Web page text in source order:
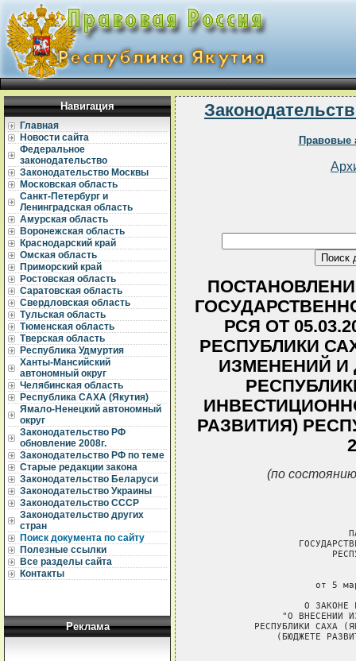
Навигация
Главная
Новости сайта
Федеральное
законодательство
Законодательство Москвы
Московская область
Санкт-Петербург и
Ленинградская область
Амурская область
Воронежская область
Краснодарский край
Омская область
Приморский край
Ростовская область
Саратовская область
Свердловская область
Тульская область
Тюменская область
Тверская область
Республика Удмуртия
Ханты-Мансийский
автономный округ
Челябинская область
Республика САХА (Якутия)
Ямало-Ненецкий автономный
округ
Законодательство РФ
обновление 2008г.
Законодательство РФ по теме
Старые редакции закона
Законодательство Беларуси
Законодательство Украины
Законодательство СССР
Законодательство других
стран
Поиск документа по сайту
Полезные ссылки
Все разделы сайта
Контакты
Реклама
Правовые
РСЯ ОТ
РЕСПУБЛИКИ
ИЗМЕНЕНИЙ И
РАЗВИТИЯ)
(по
от 5
О ЗАКОНЕ
"О ВНЕСЕНИИ
РЕСПУБЛИКИ САХА
(БЮДЖЕТЕ